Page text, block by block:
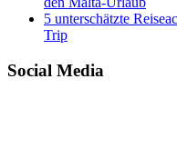
5 unterschätzte
Trip
Social Media